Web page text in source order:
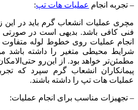
– تجربه انجام عملیات هات تپ:
مچری عملیات انشعاب گرم باید در این
فنی کافی باشد. بدیهی است در
انجام عملیات روی خطوط لوله متفاوت
شرایط محیطی متغیر را داشته باشد
مطمئن‌تر خواهد بود. از این‌رو
پیمانکاران انشعاب گرم سپرد که
عملیات هات تپ را داشته باشند.
– تجهیزات مناسب برای انجام عملیات: